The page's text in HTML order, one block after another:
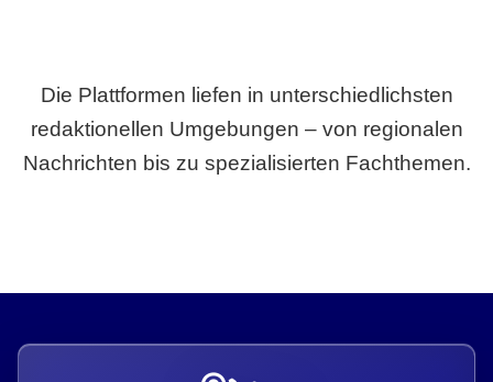
Die Plattformen liefen in unterschiedlichsten
redaktionellen Umgebungen – von regionalen
Nachrichten bis zu spezialisierten Fachthemen.